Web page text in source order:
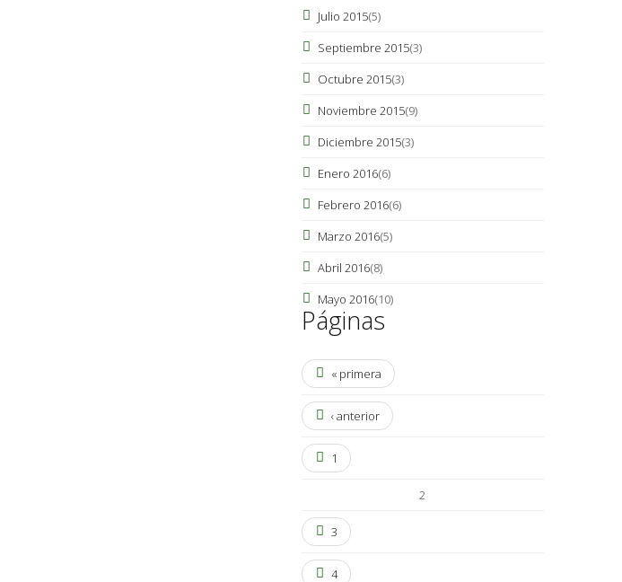
Julio 2015(5)
Septiembre 2015(3)
Octubre 2015(3)
Noviembre 2015(9)
Diciembre 2015(3)
Enero 2016(6)
Febrero 2016(6)
Marzo 2016(5)
Abril 2016(8)
Mayo 2016(10)
Páginas
« primera
‹ anterior
1
2
3
4